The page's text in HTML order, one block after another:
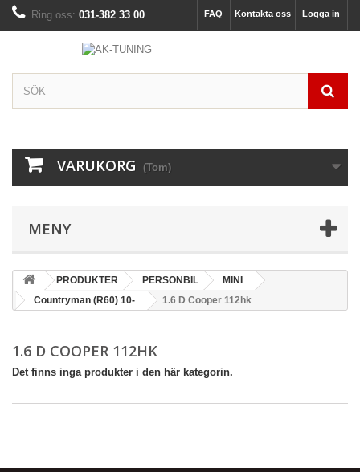
Logga in
Kontakta oss
FAQ
Ring oss: 031-382 33 00
VARUKORG (Tom)
MENY
PRODUKTER PERSONBIL
MINI
Countryman (R60) 10-
1.6 D Cooper 112hk
1.6 D COOPER 112HK
Det finns inga produkter i den här kategorin.